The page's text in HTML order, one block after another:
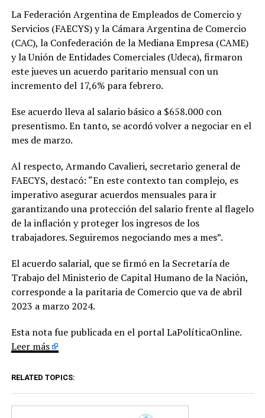
La Federación Argentina de Empleados de Comercio y
Servicios (FAECYS) y la Cámara Argentina de Comercio
(CAC), la Confederación de la Mediana Empresa (CAME)
y la Unión de Entidades Comerciales (Udeca), firmaron
este jueves un acuerdo paritario mensual con un
incremento del 17,6% para febrero.
Ese acuerdo lleva al salario básico a $658.000 con
presentismo. En tanto, se acordó volver a negociar en el
mes de marzo.
Al respecto, Armando Cavalieri, secretario general de
FAECYS, destacó: “En este contexto tan complejo, es
imperativo asegurar acuerdos mensuales para ir
garantizando una protección del salario frente al flagelo
de la inflación y proteger los ingresos de los
trabajadores. Seguiremos negociando mes a mes”.
El acuerdo salarial, que se firmó en la Secretaría de
Trabajo del Ministerio de Capital Humano de la Nación,
corresponde a la paritaria de Comercio que va de abril
2023 a marzo 2024.
Esta nota fue publicada en el portal LaPolíticaOnline.
Leer más
RELATED TOPICS: